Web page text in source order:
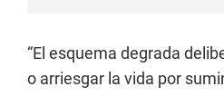
“El esquema degrada
o arriesgar la vida por